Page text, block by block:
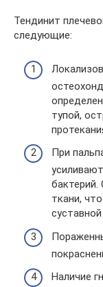
Тендинит
следующие:
тупой,
При
бактерий.
ткани,
Наличие